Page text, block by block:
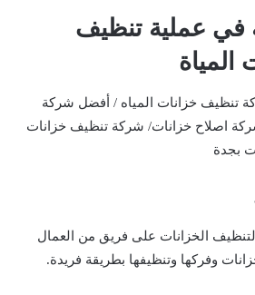
في عملية تنظيف
تنظيف خزانات المياه / أفضل شركة
اصلاح خزانات/ شركة تنظيف خزانات
بجدة
الخزانات على فريق من العمال
وفركها وتنظيفها بطريقة فريدة.